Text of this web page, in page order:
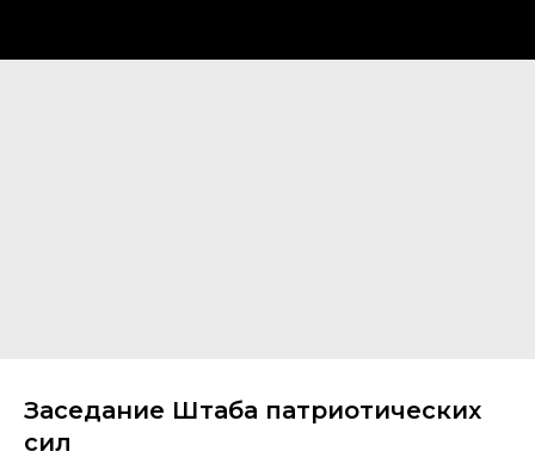
Заседание Штаба патриотических
сил